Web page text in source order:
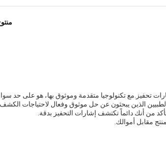
تحفيز.مع تكنولوجيا متقدمة وموثوق بها، هو على حد
الطبيين الذين يبحثون عن حل موثوق وفعال لاحتياجات
من أنك دائماً تكتشف إشارات التحفيز بدقة.
مقابل أموالك.